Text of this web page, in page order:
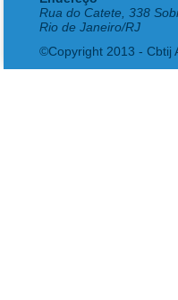
Rua do Catete, 338
Rio de Janeiro/RJ
©Copyright 2013 - Cbtij